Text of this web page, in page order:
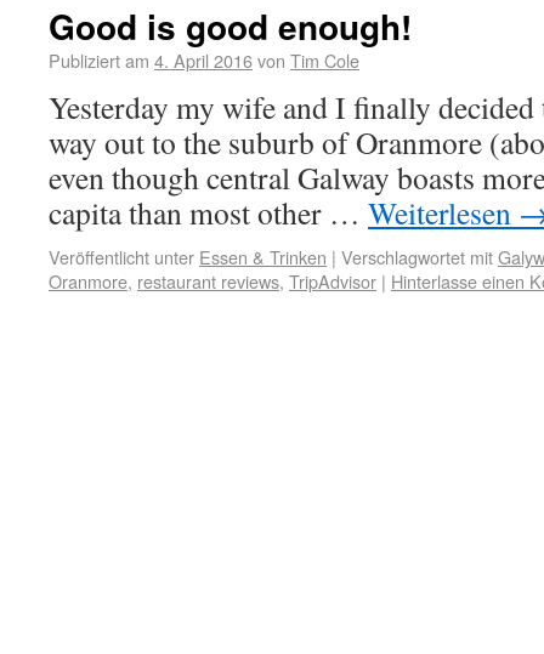
Good is good enough!
Publiziert am 4. April 2016von Tim Cole
Yesterday my wife and I finally
way out to the suburb of Oranmore
even though central Galway boasts
capita than most other … Weiterlesen
Veröffentlicht unter Essen & Trinken | Verschlagwortet mit
Oranmore, restaurant reviews, TripAdvisor | Hinterlasse einen